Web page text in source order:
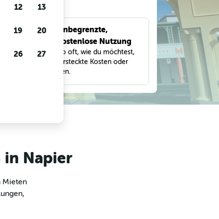
Unbegrenzte,
kostenlose Nutzung
Suche so oft, wie du möchtest,
ohne versteckte Kosten oder
Gebühren.
Napier
Mieten
12 13
19 20
26 27